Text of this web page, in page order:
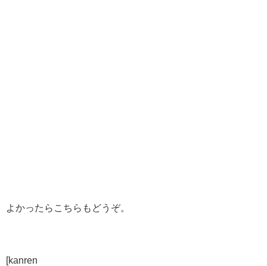
よかったらこちらもどうぞ。
[kanren